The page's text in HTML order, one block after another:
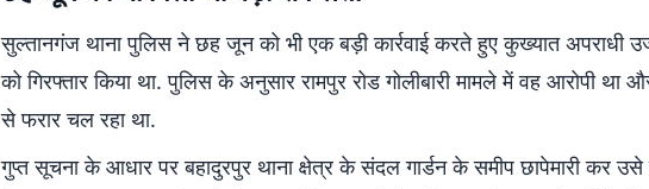
सुल्तानगंज थाना पुलिस ने छह जून को भी एक बड़ी कार्रवाई करते हुए कुख्यात अपराधी
को गिरफ्तार किया था. पुलिस के अनुसार रामपुर रोड गोलीबारी मामले में वह आरोपी था
से फरार चल रहा था.
गुप्त सूचना के आधार पर बहादुरपुर थाना क्षेत्र के संदल गार्डन के समीप छापेमारी कर उसे